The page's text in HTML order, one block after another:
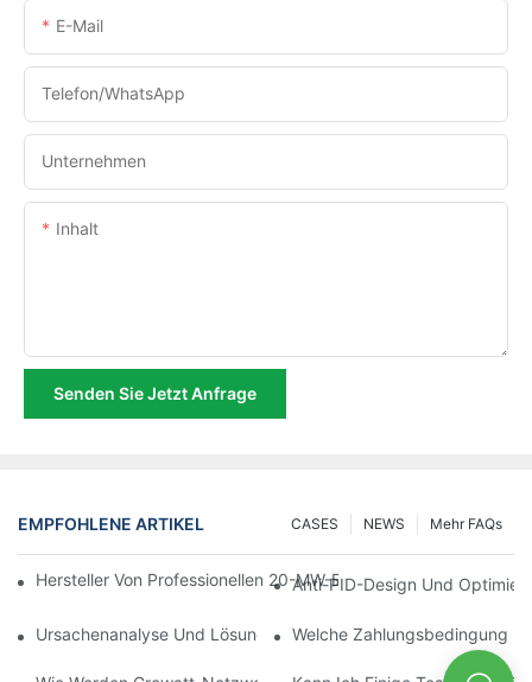
E-Mail
Telefon/WhatsApp
Unternehmen
Inhalt
Senden Sie Jetzt Anfrage
EMPFOHLENE ARTIKEL Mehr FAQs
NEWS
CASES
Hersteller Von Professionellen 20-MW-Bifazial-Solarmodulen
Anti-PID-Design Und
Ursachenanalyse Und Lösungsansätze Für Häufige
Welche Zahlungsbedingung